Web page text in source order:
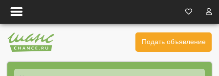
Подать объявление